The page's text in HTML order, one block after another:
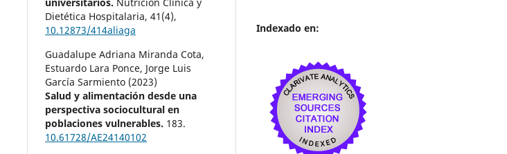
Dietética Hospitalaria,41 (4),
10.12873/414aliaga
Guadalupe Adriana Miranda Cota,
Estuardo Lara Ponce, Jorge Luis
García Sarmiento (2023)
Salud y alimentación desde una
perspectiva sociocultural en
poblaciones vulnerables. 183.
10.61728/AE24140102
Indexado en: